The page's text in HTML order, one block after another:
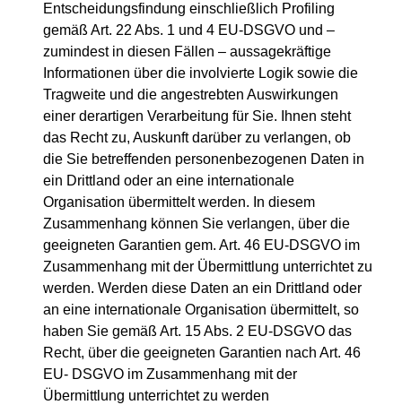
Entscheidungsfindung einschließlich Profiling
gemäß Art. 22 Abs. 1 und 4 EU-DSGVO und –
zumindest in diesen Fällen – aussagekräftige
Informationen über die involvierte Logik sowie die
Tragweite und die angestrebten Auswirkungen
einer derartigen Verarbeitung für Sie. Ihnen steht
das Recht zu, Auskunft darüber zu verlangen, ob
die Sie betreffenden personenbezogenen Daten in
ein Drittland oder an eine internationale
Organisation übermittelt werden. In diesem
Zusammenhang können Sie verlangen, über die
geeigneten Garantien gem. Art. 46 EU-DSGVO im
Zusammenhang mit der Übermittlung unterrichtet zu
werden. Werden diese Daten an ein Drittland oder
an eine internationale Organisation übermittelt, so
haben Sie gemäß Art. 15 Abs. 2 EU-DSGVO das
Recht, über die geeigneten Garantien nach Art. 46
EU- DSGVO im Zusammenhang mit der
Übermittlung unterrichtet zu werden